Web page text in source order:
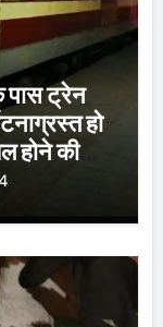
ट्रेन
हो
होने की